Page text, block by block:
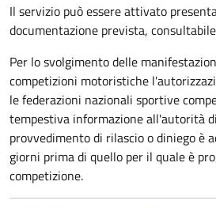
Il servizio può essere attivato
documentazione prevista,
Per lo svolgimento delle
competizioni motoristiche
le federazioni nazionali sportive
tempestiva informazione all'autorità
provvedimento di rilascio o diniego è
giorni prima di quello per il quale è
competizione.